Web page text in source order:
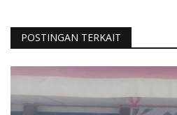
POSTINGAN TERKAIT